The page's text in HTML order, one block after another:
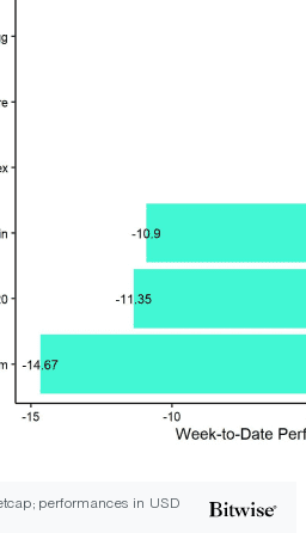
performances in USD